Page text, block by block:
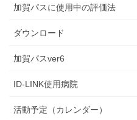
加賀パスに使用中の評価法
ダウンロード
加賀パスver6
ID-LINK使用病院
活動予定（カレンダー）